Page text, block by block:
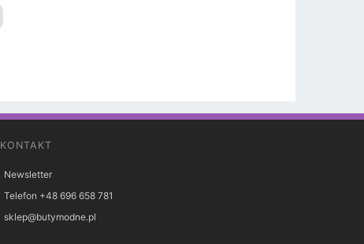
KONTAKT
Newsletter
Telefon +48 696 658 781
sklep@butymodne.pl